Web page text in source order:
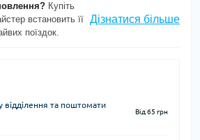
Купіть
встановить її
поїздок.
Дізнатися більше
та поштомати
Від 65 грн